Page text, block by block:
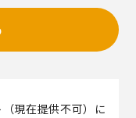
現在提供不可）に